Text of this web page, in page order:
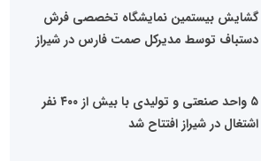
گشایش بیستمین نمایشگاه تخصصی فرش
دستباف توسط مدیرکل صمت فارس در شیراز
۵ واحد صنعتی و تولیدی با بیش از ۴۰۰ نفر
اشتغال در شیراز افتتاح شد